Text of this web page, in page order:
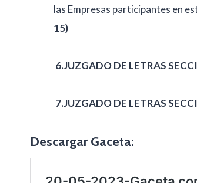
las Empresas participantes en
15)
6.JUZGADO DE LETRAS
7.JUZGADO DE LETRAS
Descargar Gaceta: